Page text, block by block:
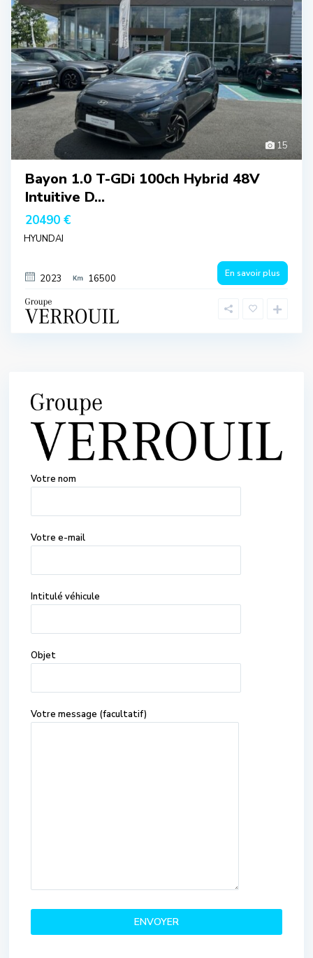
15
Bayon 1.0 T-GDi 100ch Hybrid 48V
Intuitive D...
20490 €
HYUNDAI
2023 16500 En savoir plus
Votre nom
Votre e-mail
Intitulé véhicule
Objet
Votre message (facultatif)